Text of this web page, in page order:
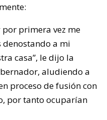
primera vez me
denostando a mi
casa”, le dijo la
aludiendo a
proceso de fusión con
por tanto ocuparían